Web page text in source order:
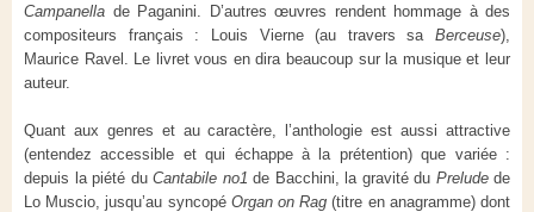
Campanella de Paganini. D’autres œuvres rendent hommage à des
compositeurs français : Louis Vierne (au travers sa Berceuse),
Maurice Ravel. Le livret vous en dira beaucoup sur la musique et leur
auteur.
Quant aux genres et au caractère, l’anthologie est aussi attractive
(entendez accessible et qui échappe à la prétention) que variée :
depuis la piété du Cantabile no1 de Bacchini, la gravité du Preludede
Lo Muscio, jusqu’au syncopé Organ on Rag (titre en anagramme) dont